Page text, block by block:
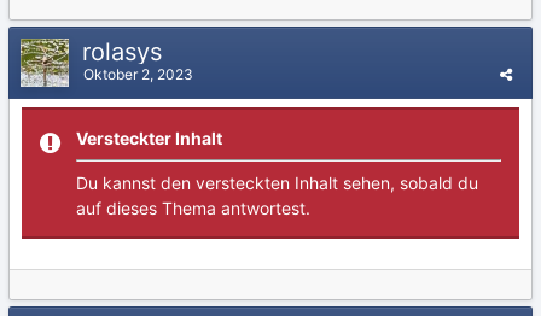
rolasys
Oktober 2, 2023
Versteckter Inhalt
Du kannst den versteckten Inhalt sehen, sobald du
auf dieses Thema antwortest.